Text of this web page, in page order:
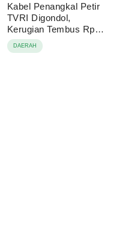
Kabel Penangkal Petir
TVRI Digondol,
Kerugian Tembus Rp80
Juta
DAERAH